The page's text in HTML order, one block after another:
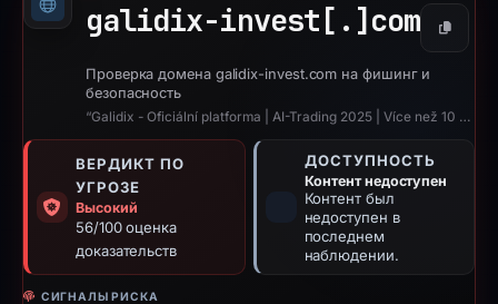
galidix-invest[.] com
Проверка домена galidix-invest.com на фишинг и
безопасность
“Galidix - Oficiální platforma | AI-Trading 2025 | Více než 10 000 hodnocení”
ВЕРДИКТ ПО
УГРОЗЕ
Высокий
56/100 оценка
доказательств
ДОСТУПНОСТЬ
Контент недоступен
Контент был
недоступен в
последнем
наблюдении.
СИГНАЛЫ РИСКА